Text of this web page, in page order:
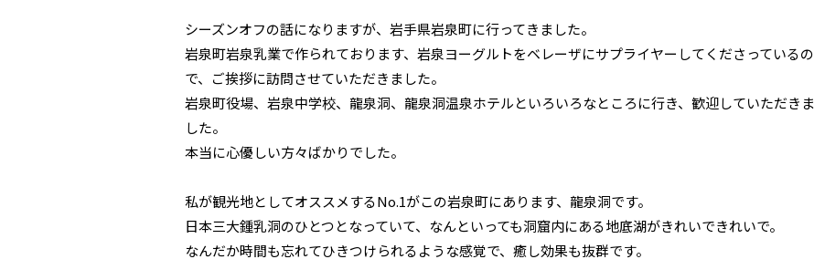
シーズンオフの話になりますが、岩手県岩泉町に行ってきました。
岩泉町岩泉乳業で作られております、岩泉ヨーグルトをベレーザにサプライヤーしてくださっているの
で、ご挨拶に訪問させていただきました。
岩泉町役場、岩泉中学校、龍泉洞、龍泉洞温泉ホテルといろいろなところに行き、歓迎していただきま
した。
本当に心優しい方々ばかりでした。
私が観光地としてオススメするNo.1がこの岩泉町にあります、龍泉洞です。
日本三大鍾乳洞のひとつとなっていて、なんといっても洞窟内にある地底湖がきれいできれいで。
なんだか時間も忘れてひきつけられるような感覚で、癒し効果も抜群です。